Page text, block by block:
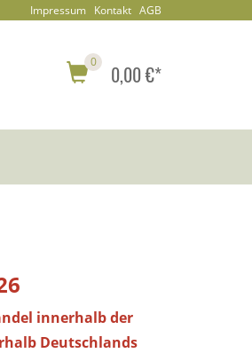
Impressum Kontakt AGB
0 0,00 €*
innerhalb der
Deutschlands